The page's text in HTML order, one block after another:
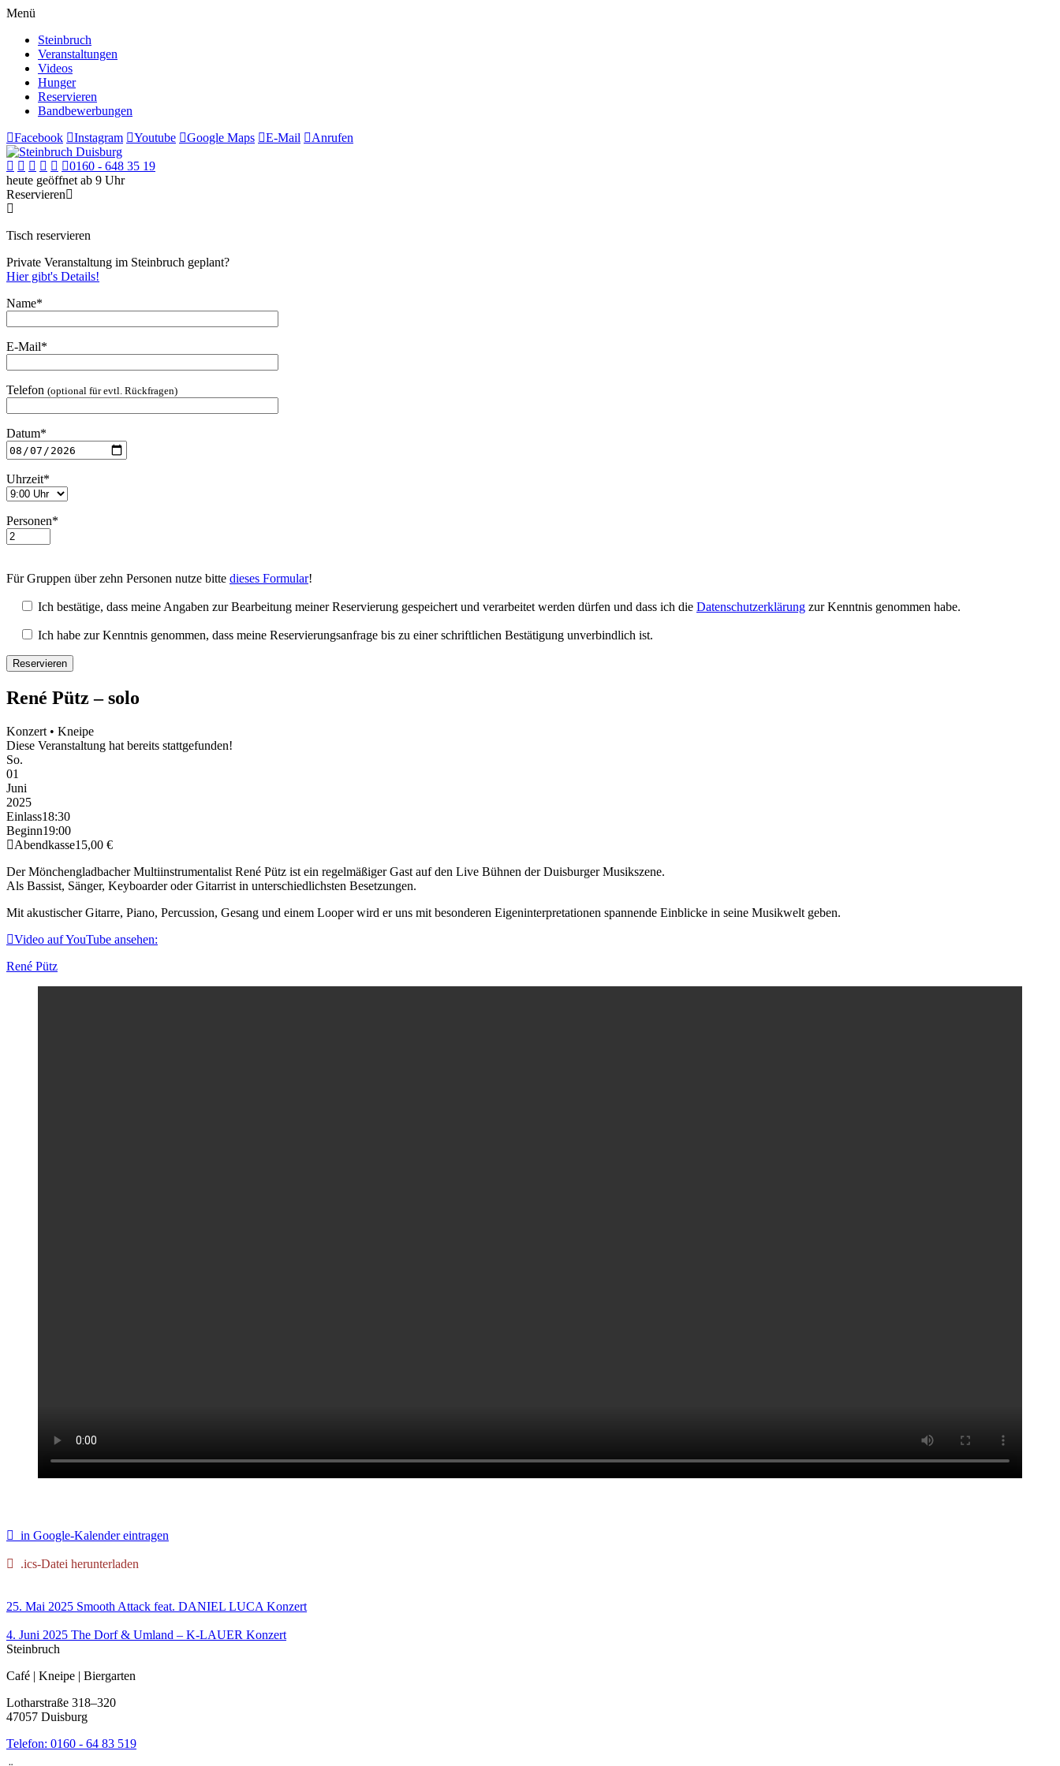
Menü
Steinbruch
Veranstaltungen
Videos
Hunger
Reservieren
Bandbewerbungen
Facebook
Instagram Youtube Google Maps E-Mail Anrufen
0160 - 648 35 19
heute geöffnet ab 9 Uhr
Reservieren
Tisch reservieren
Private Veranstaltung im Steinbruch geplant?
Hier gibt's Details!
Name*
E-Mail*
Telefon (optional für evtl. Rückfragen)
Datum*
Uhrzeit*
Personen*
Für Gruppen über zehn Personen nutze bitte dieses Formular!
Ich bestätige, dass meine Angaben zur Bearbeitung meiner Reservierung gespeichert und verarbeitet werden dürfen und dass ich die Datenschutzerklärung zur Kenntnis genommen habe.
Ich habe zur Kenntnis genommen, dass meine Reservierungsanfrage bis zu einer schriftlichen Bestätigung unverbindlich ist.
René Pütz – solo
Konzert • Kneipe
Diese Veranstaltung hat bereits stattgefunden!
So.
01
Juni
2025
Einlass18:30
Beginn19:00
Abendkasse15,00 €
Der Mönchengladbacher Multiinstrumentalist René Pütz ist ein regelmäßiger Gast auf den Live Bühnen der Duisburger Musikszene.
Als Bassist, Sänger, Keyboarder oder Gitarrist in unterschiedlichsten Besetzungen.
Mit akustischer Gitarre, Piano, Percussion, Gesang und einem Looper wird er uns mit besonderen Eigeninterpretationen spannende Einblicke in seine Musikwelt geben.
Video auf YouTube ansehen:
René Pütz
in Google-Kalender eintragen
.ics-Datei herunterladen
25. Mai 2025 Smooth Attack feat. DANIEL LUCA Konzert
4. Juni 2025 The Dorf & Umland – K-LAUER Konzert
Steinbruch
Café | Kneipe | Biergarten
Lotharstraße 318–320
47057 Duisburg
Telefon: 0160 - 64 83 519